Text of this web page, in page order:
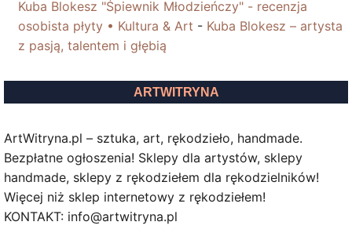
Kuba Blokesz "Śpiewnik Młodzieńczy" - recenzja
osobista płyty • Kultura & Art - Kuba Blokesz – artysta
z pasją, talentem i głębią
ARTWITRYNA
ArtWitryna.pl – sztuka, art, rękodzieło, handmade.
Bezpłatne ogłoszenia! Sklepy dla artystów, sklepy
handmade, sklepy z rękodziełem dla rękodzielników!
Więcej niż sklep internetowy z rękodziełem!
KONTAKT: info@artwitryna.pl